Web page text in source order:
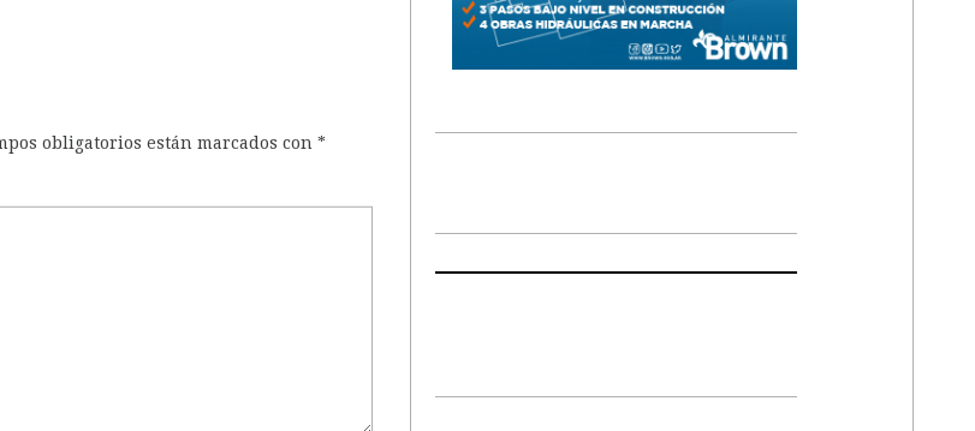
obligatorios están marcados con *